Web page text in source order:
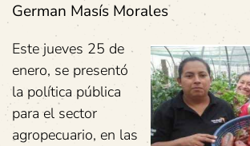
German Masís Morales
Este jueves 25 de
enero, se presentó
la política pública
para el sector
agropecuario, en las